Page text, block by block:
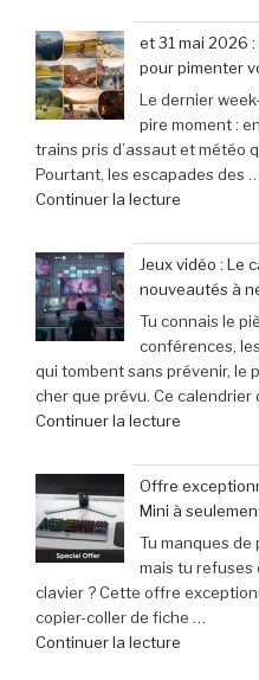
79,99
€
(-25% »
au
Morocco
Gaming
Expo
:
le
rendez-
des
de
jeux
vidéo
en
Afrique »
et 31 mai 2026
pour pimenter
Le dernier
pire moment :
trains pris d’assaut et météo
Pourtant, les escapades des …
Continuer la lecture
31
mai
2026
:
29
votre
week-
end »
Jeux vidéo : Le
nouveautés à
Tu connais le
conférences,
qui tombent sans prévenir, le
cher que prévu. Ce calendrier
Continuer la lecture
vidéo
:
Le
calendrier
des
nouveautés
Offre
Mini à
Tu manques de
mais tu refuses
clavier ? Cette offre
copier-coller de fiche …
Continuer la lecture